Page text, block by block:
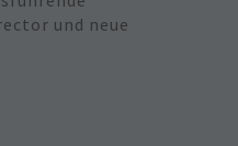
und neue